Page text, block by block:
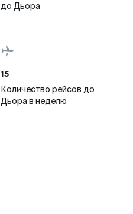
до Дьора
15
Количество рейсов до
Дьора в неделю